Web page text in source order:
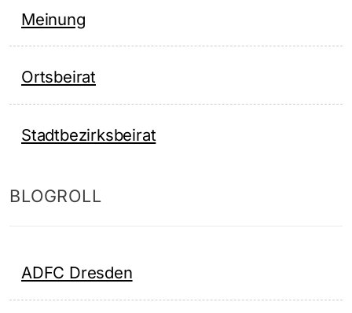
Meinung
Ortsbeirat
Stadtbezirksbeirat
BLOGROLL
ADFC Dresden